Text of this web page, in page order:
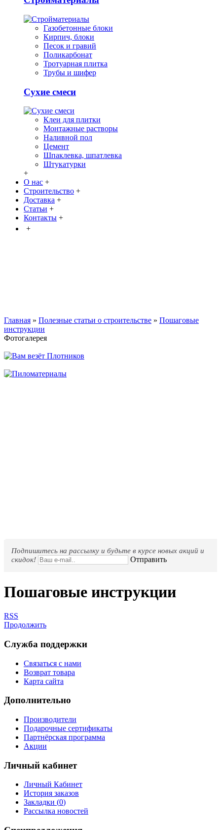
Газобетонные блоки
Кирпич, блоки
Песок и гравий
Поликарбонат
Тротуарная плитка
Трубы и шифер
Сухие смеси
Клеи для плитки
Монтажные растворы
Наливной пол
Цемент
Шпаклевка, шпатлевка
Штукатурки
+
О нас +
Строительство +
Доставка +
Статьи +
Контакты +
+
Главная » Полезные статьи о строительстве » Пошаговые
инструкции
Фотогалерея
Подпишитесь на рассылку и будьте в курсе новых акций и
скидок!
Отправить
Пошаговые инструкции
RSS
Продолжить
Служба поддержки
Связаться с нами
Возврат товара
Карта сайта
Дополнительно
Производители
Подарочные сертификаты
Партнёрская программа
Акции
Личный кабинет
Личный Кабинет
История заказов
Закладки (0)
Рассылка новостей